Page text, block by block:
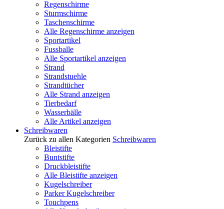
Regenschirme
Sturmschirme
Taschenschirme
Alle Regenschirme anzeigen
Sportartikel
Fussballe
Alle Sportartikel anzeigen
Strand
Strandstuehle
Strandtücher
Alle Strand anzeigen
Tierbedarf
Wasserbälle
Alle Artikel anzeigen
Schreibwaren
Zurück zu allen Kategorien Schreibwaren
Bleistifte
Buntstifte
Druckbleistifte
Alle Bleistifte anzeigen
Kugelschreiber
Parker Kugelschreiber
Touchpens